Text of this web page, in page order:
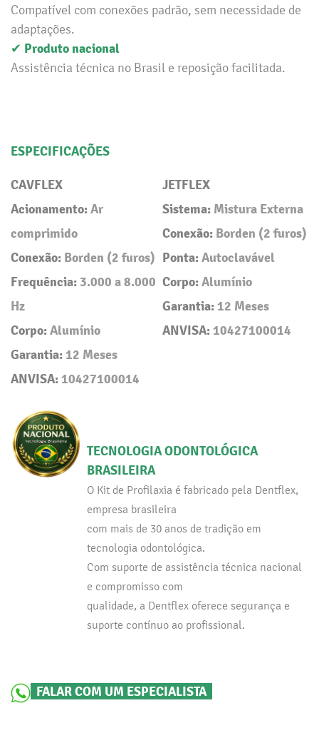
Compatível com conexões padrão, sem necessidade de
adaptações.
✔ Produto nacional
Assistência técnica no Brasil e reposição facilitada.
ESPECIFICAÇÕES
CAVFLEX
Acionamento:Ar
comprimido
Conexão: Borden (2 furos)
Frequência: 3.000 a 8.000
Hz
Corpo:Alumínio
Garantia:12 Meses
ANVISA:10427100014
JETFLEX
Sistema: Mistura Externa
Conexão: Borden (2 furos)
Ponta:Autoclavável
Corpo:Alumínio
Garantia:12 Meses
ANVISA:10427100014
TECNOLOGIA ODONTOLÓGICA
BRASILEIRA
O Kit de Profilaxia é fabricado pela Dentflex,
empresa brasileira
com mais de 30 anos de tradição em
tecnologia odontológica.
Com suporte de assistência técnica nacional
e compromisso com
qualidade, a Dentflex oferece segurança e
suporte contínuo ao profissional.
FALAR COM UM ESPECIALISTA